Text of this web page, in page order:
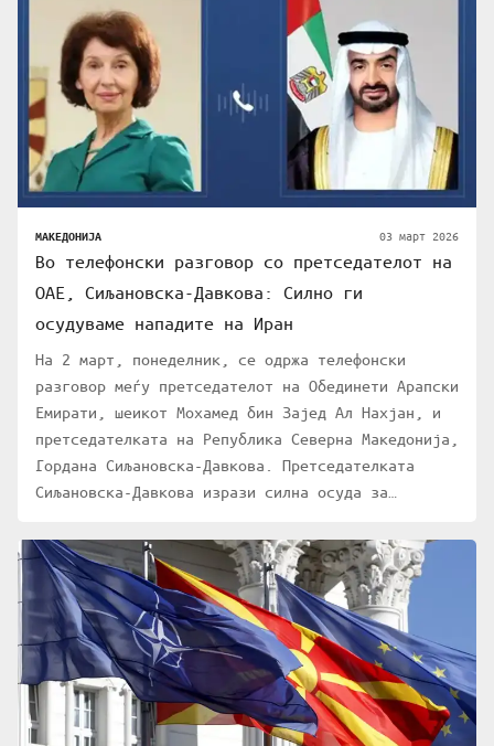
МАКЕДОНИЈА 03 март 2026
Во телефонски разговор со претседателот на
ОАЕ, Сиљановска-Давкова: Силно ги
осудуваме нападите на Иран
На 2 март, понеделник, се одржа телефонски
разговор меѓу претседателот на Обединети Арапски
Емирати, шеикот Мохамед бин Зајед Ал Нахјан, и
претседателката на Република Северна Македонија,
Гордана Сиљановска-Давкова. Претседателката
Сиљановска-Давкова изрази силна осуда за…